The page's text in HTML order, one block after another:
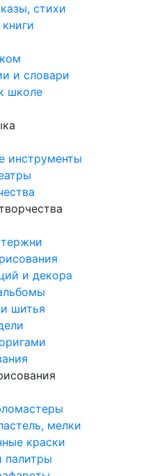
стихи
и словари
школе
инструменты
и декора
шитья
мелки
краски
палитры